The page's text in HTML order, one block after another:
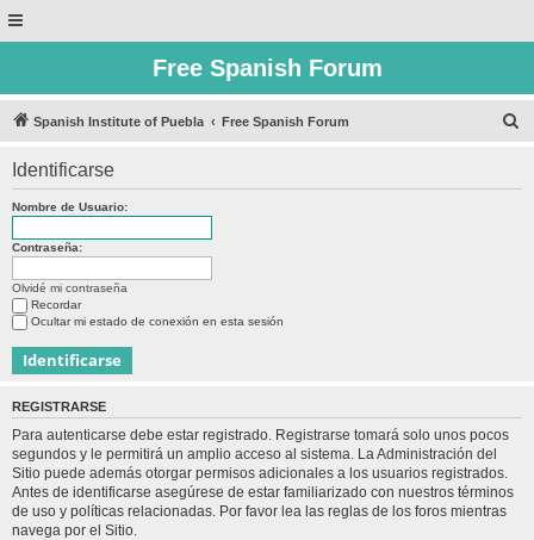
Free Spanish Forum
Spanish Institute of Puebla Free Spanish Forum
Identificarse
Nombre de Usuario:
Contraseña:
Olvidé mi contraseña
Recordar
Ocultar mi estado de conexión en esta sesión
REGISTRARSE
Para autenticarse debe estar registrado. Registrarse tomará solo unos pocos
segundos y le permitirá un amplio acceso al sistema. La Administración del
Sitio puede además otorgar permisos adicionales a los usuarios registrados.
Antes de identificarse asegúrese de estar familiarizado con nuestros términos
de uso y políticas relacionadas. Por favor lea las reglas de los foros mientras
navega por el Sitio.